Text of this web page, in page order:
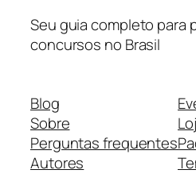
Seu guia completo para
concursos no Brasil
Blog
Sobre
Perguntas frequentes
Autores